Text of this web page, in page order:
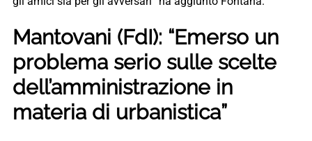
Mantovani (FdI): “Emerso un
problema serio sulle scelte
dell’amministrazione in
materia di urbanistica”